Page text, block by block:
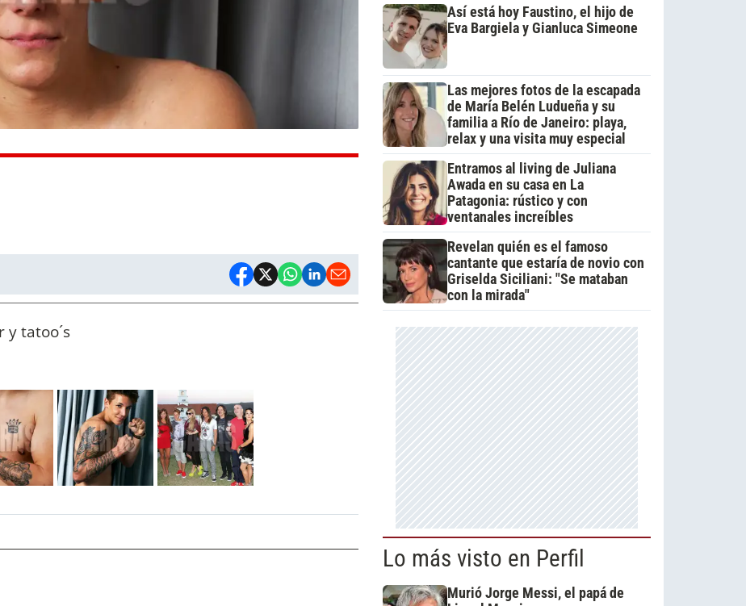
y tatoo´s
Así está hoy Faustino, el hijo de
Eva Bargiela y Gianluca Simeone
Las mejores fotos de la escapada
de María Belén Ludueña y su
familia a Río de Janeiro: playa,
relax y una visita muy especial
Entramos al living de Juliana
Awada en su casa en La
Patagonia: rústico y con
ventanales increíbles
Revelan quién es el famoso
cantante que estaría de novio con
Griselda Siciliani: "Se mataban
con la mirada"
Lo más visto en Perfil
Murió Jorge Messi, el papá de